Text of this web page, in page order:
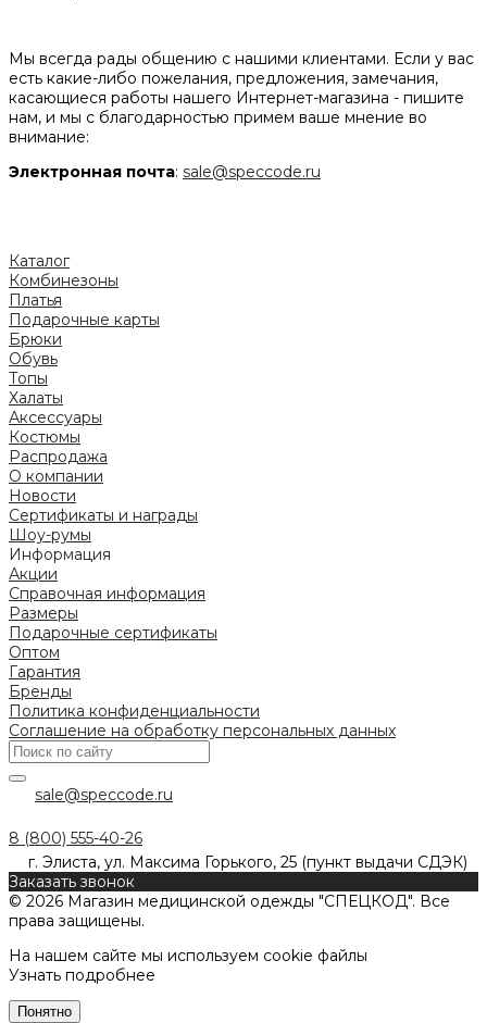
Мы всегда рады общению с нашими клиентами. Если у вас
есть какие-либо пожелания, предложения, замечания,
касающиеся работы нашего Интернет-магазина - пишите
нам, и мы с благодарностью примем ваше мнение во
внимание:
Электронная почта: sale@speccode.ru
Каталог
Комбинезоны
Платья
Подарочные карты
Брюки
Обувь
Топы
Халаты
Аксессуары
Костюмы
Распродажа
О компании
Новости
Сертификаты и награды
Шоу-румы
Информация
Акции
Справочная информация
Размеры
Подарочные сертификаты
Оптом
Гарантия
Бренды
Политика конфиденциальности
Соглашение на обработку персональных данных
sale@speccode.ru
8 (800) 555-40-26
г. Элиста, ул. Максима Горького, 25 (пункт выдачи СДЭК)
Заказать звонок
© 2026 Магазин медицинской одежды "СПЕЦКОД". Все
права защищены.
На нашем сайте мы используем cookie файлы
Узнать подробнее
Понятно